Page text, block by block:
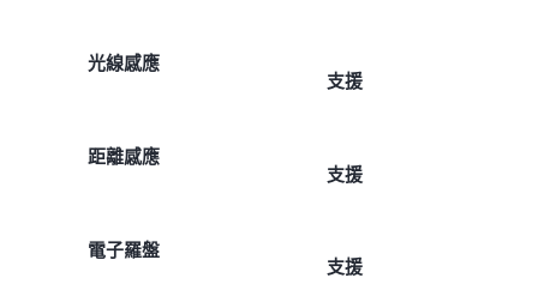
光線感應
支援
距離感應
支援
電子羅盤
支援